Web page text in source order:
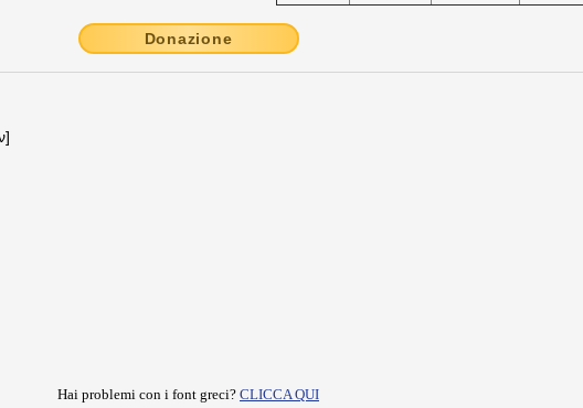
Donazione
Hai problemi con i font greci? CLICCA QUI